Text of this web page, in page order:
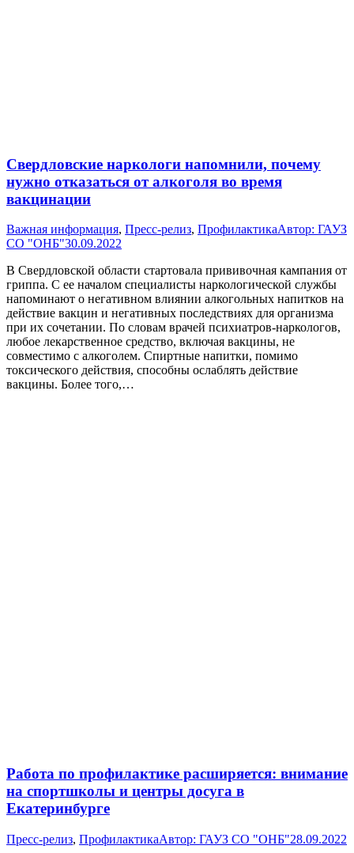
Свердловские наркологи напомнили, почему
нужно отказаться от алкоголя во время
вакцинации
Важная информация, Пресс-релиз, ПрофилактикаАвтор: ГАУЗ
СО "ОНБ"30.09.2022
В Свердловской области стартовала прививочная кампания от
гриппа. С ее началом специалисты наркологической службы
напоминают о негативном влиянии алкогольных напитков на
действие вакцин и негативных последствиях для организма
при их сочетании. По словам врачей психиатров-наркологов,
любое лекарственное средство, включая вакцины, не
совместимо с алкоголем. Спиртные напитки, помимо
токсического действия, способны ослаблять действие
вакцины. Более того,…
Работа по профилактике расширяется: внимание
на спортшколы и центры досуга в
Екатеринбурге
Пресс-релиз, ПрофилактикаАвтор: ГАУЗ СО "ОНБ"28.09.2022